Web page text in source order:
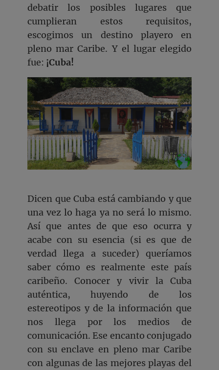
debatir los posibles lugares que
cumplieran estos requisitos,
escogimos un destino playero en
pleno mar Caribe. Y el lugar elegido
fue: ¡Cuba!
Dicen que Cuba está cambiando y que
una vez lo haga ya no será lo mismo.
Así que antes de que eso ocurra y
acabe con su esencia (si es que de
verdad llega a suceder) queríamos
saber cómo es realmente este país
caribeño. Conocer y vivir la Cuba
auténtica, huyendo de los
estereotipos y de la información que
nos llega por los medios de
comunicación. Ese encanto conjugado
con su enclave en pleno mar Caribe
con algunas de las mejores playas del